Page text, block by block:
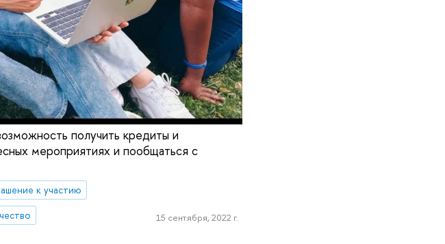
получить кредиты и
мероприятиях и пообщаться с
к участию
15 сентября, 2022 г.